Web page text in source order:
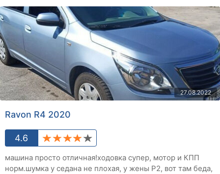
27.08.2022
Ravon R4 2020
4.6
машина просто отличная!ходовка супер, мотор и КПП
норм.шумка у седана не плохая, у жены Р2, вот там беда,